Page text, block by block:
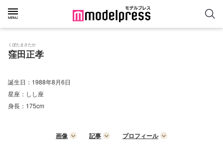
くぼたまさたか
窪田正孝
誕生日： 1988年8月6日
星座： しし座
身長： 175cm
画像 記事 プロフィール